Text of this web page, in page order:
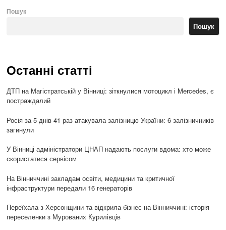
Пошук
Пошук
Останні статті
ДТП на Магістратській у Вінниці: зіткнулися мотоцикл і Mercedes, є
постраждалий
Росія за 5 днів 41 раз атакувала залізницю України: 6 залізничників
загинули
У Вінниці адміністратори ЦНАП надають послуги вдома: хто може
скористатися сервісом
На Вінниччині закладам освіти, медицини та критичної
інфраструктури передали 16 генераторів
Переїхала з Херсонщини та відкрила бізнес на Вінниччині: історія
переселенки з Мурованих Курилівців